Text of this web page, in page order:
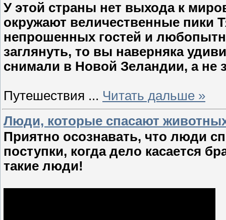
У этой страны нет выхода к
окружают величественные пики
непрошенных гостей и
заглянуть, то вы наверняка
снимали в Новой Зеландии, а не
Путешествия ... Читать дальше »
Люди, которые спасают
Приятно осознавать, что люди
поступки, когда дело касается
такие люди!